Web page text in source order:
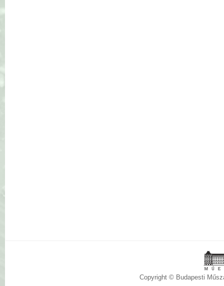
Copyright © Budapesti